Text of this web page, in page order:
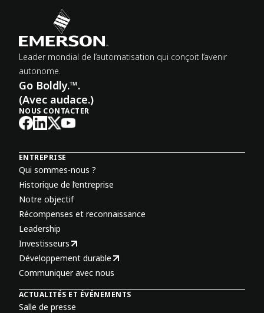
Leader mondial de l’automatisation qui conçoit l’avenir
autonome.
Go Boldly.™.
(Avec audace.)
NOUS CONTACTER
ENTREPRISE
Qui sommes-nous ?
Historique de l’entreprise
Notre objectif
Récompenses et reconnaissance
Leadership
Investisseurs
Développement durable
Communiquer avec nous
ACTUALITÉS ET ÉVÉNEMENTS
Salle de presse